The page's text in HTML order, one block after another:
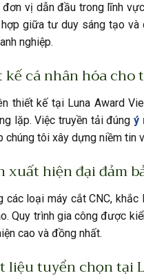
vị dẫn đầu trong lĩnh
giữa tư duy sáng tạo và
nghiệp.
cá nhân hóa cho
thiết kế tại Luna Award
lặp. Việc truyền tải đúng ý
chúng tôi xây dựng niềm tin
xuất hiện đại đảm
các loại máy cắt CNC,
Quy trình gia công được
cao và đồng nhất.
liệu tuyển chọn tại